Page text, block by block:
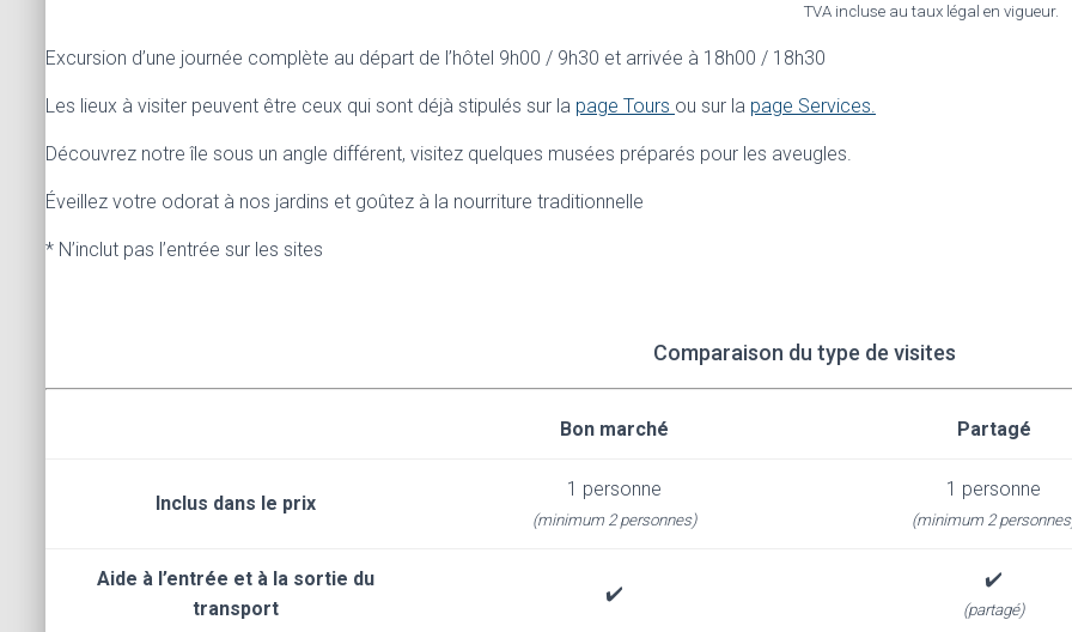
TVA incluse au taux légal en vigueur.
Excursion d’une journée complète au départ de l’hôtel 9h00 / 9h30 et arrivée à 18h00 / 18h30
Les lieux à visiter peuvent être ceux qui sont déjà stipulés sur la page Tours ou sur la page Services.
Découvrez notre île sous un angle différent, visitez quelques musées préparés pour les aveugles.
Éveillez votre odorat à nos jardins et goûtez à la nourriture traditionnelle
* N’inclut pas l’entrée sur les sites
Comparaison du type de visites
Bon marché Partagé
Inclus dans le prix
1 personne
(minimum 2 personnes)
1 personne
(minimum 2
Aide à l’entrée et à la sortie du
transport
✔️
✔️
(partagé)